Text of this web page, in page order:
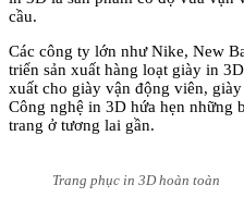
cầu.
Các công ty lớn như Nike, New
triển sản xuất hàng loạt giày in
xuất cho giày vận động viên,
Công nghệ in 3D hứa hẹn những
trang ở tương lai gần.
Trang phục in 3D hoàn toàn